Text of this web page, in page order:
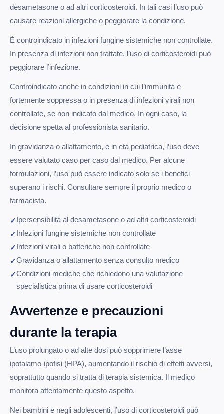
desametasone o ad altri corticosteroidi. In tali casi l’uso può
causare reazioni allergiche o peggiorare la condizione.
È controindicato in infezioni fungine sistemiche non controllate.
In presenza di infezioni non trattate, l’uso di corticosteroidi può
peggiorare l’infezione.
Controindicato anche in condizioni in cui l’immunità è
fortemente soppressa o in presenza di infezioni virali non
controllate, se non indicato dal medico. In ogni caso, la
decisione spetta al professionista sanitario.
In gravidanza o allattamento, e in età pediatrica, l’uso deve
essere valutato caso per caso dal medico. Per alcune
formulazioni, l’uso può essere indicato solo se i benefici
superano i rischi. Consultare sempre il proprio medico o
farmacista.
Ipersensibilità al desametasone o ad altri corticosteroidi
Infezioni fungine sistemiche non controllate
Infezioni virali o batteriche non controllate
Gravidanza o allattamento senza consulto medico
Condizioni mediche che richiedono una valutazione
specialistica prima di usare corticosteroidi
Avvertenze e precauzioni
durante la terapia
L’uso prolungato o ad alte dosi può sopprimere l’asse
ipotalamo-ipofisi (HPA), aumentando il rischio di effetti avversi,
soprattutto quando si tratta di terapia sistemica. Il medico
monitora attentamente questo aspetto.
Nei bambini e negli adolescenti, l’uso di corticosteroidi può